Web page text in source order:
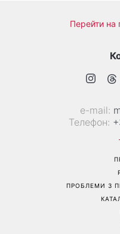
Перейти на
е-mail:
Телефон:
ПРОБЛЕМИ З